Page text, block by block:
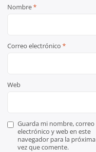
Nombre*
Correo electrónico *
Web
Guarda mi nombre, correo
electrónico y web en este
navegador para la próxima
vez que comente.